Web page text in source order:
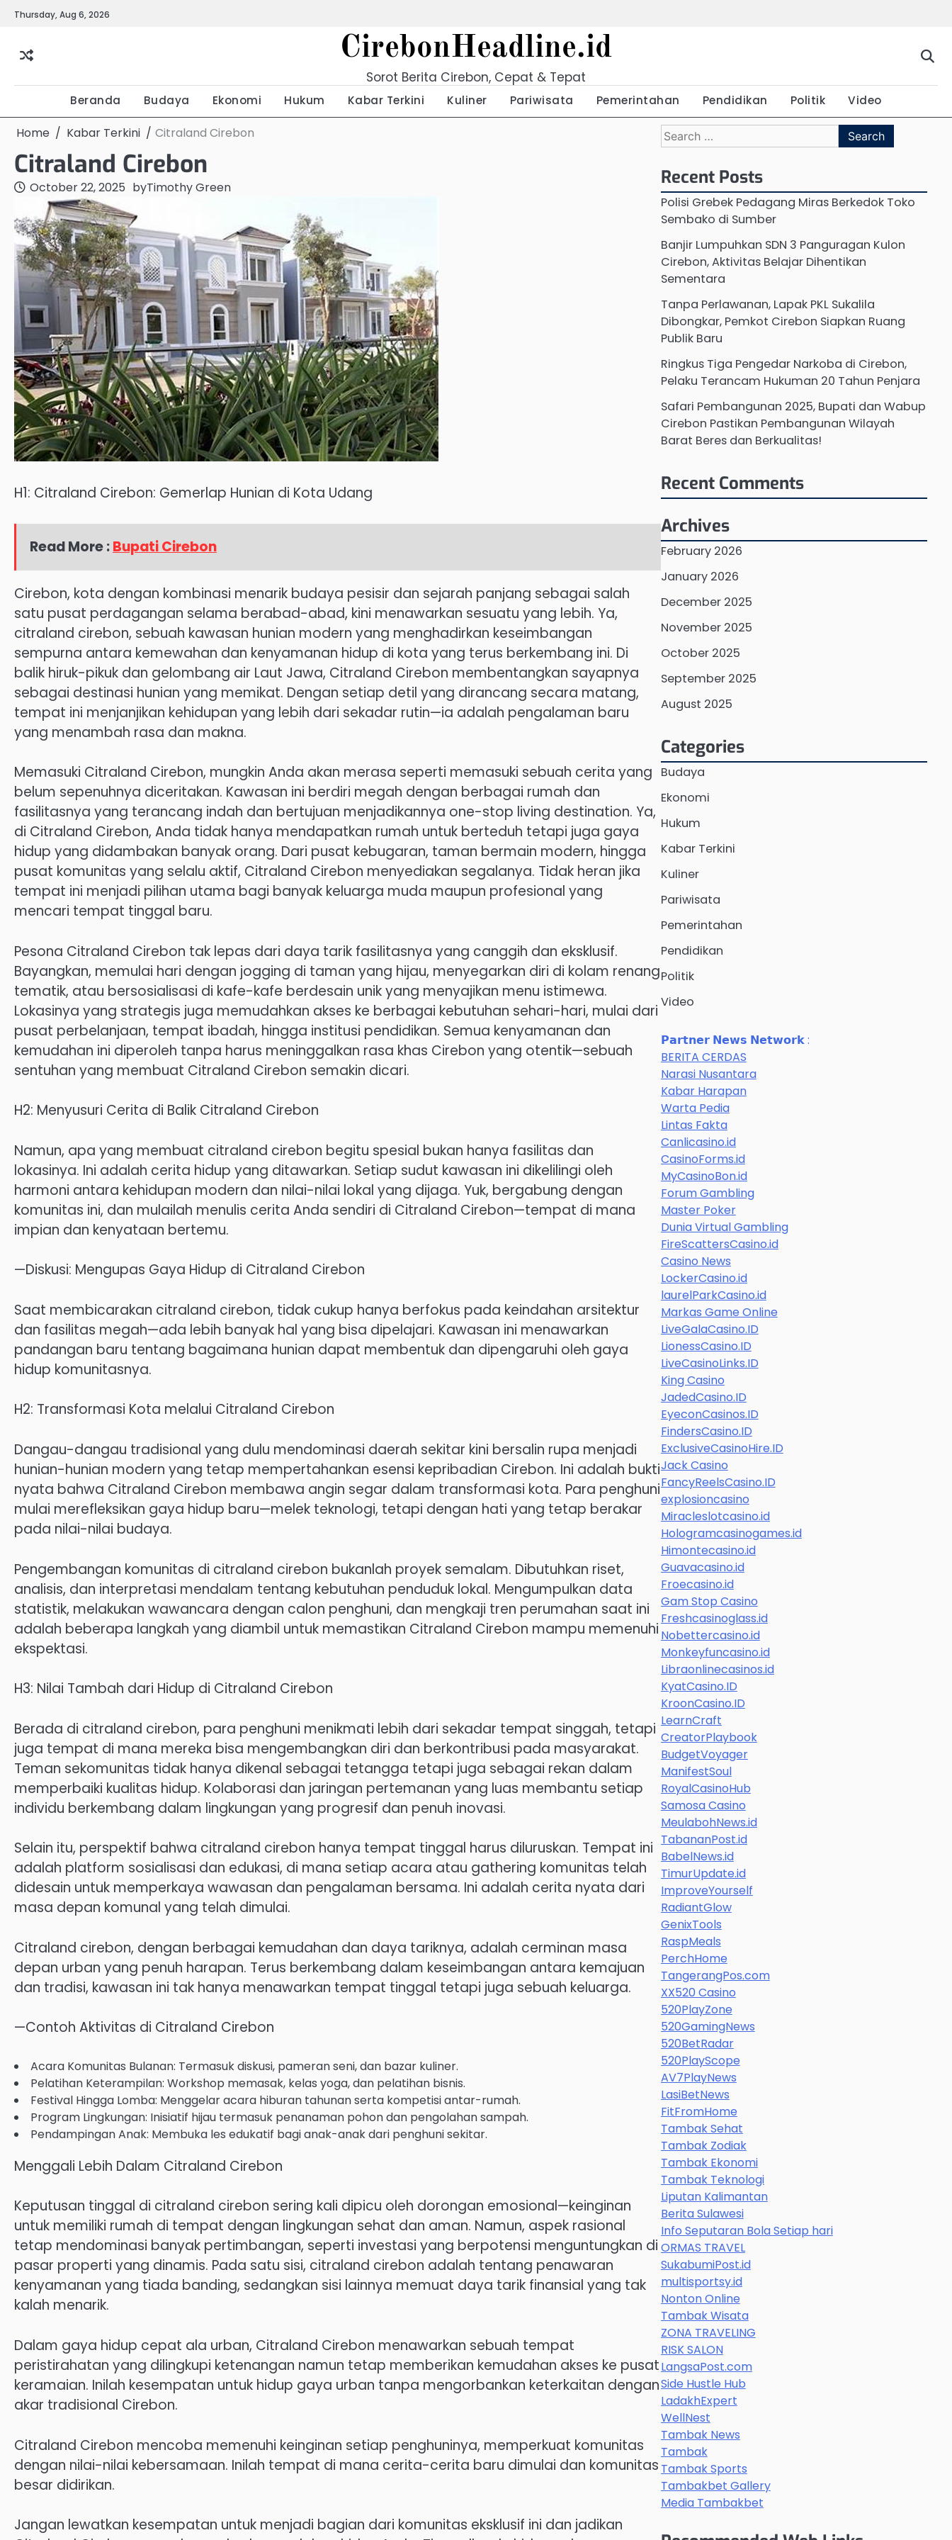
SkipThursday, Aug 6, 2026
CirebonHeadline.id
Sorot Berita Cirebon, Cepat & Tepat
Beranda Budaya Ekonomi Hukum Kabar Terkini Kuliner Pariwisata Pemerintahan Pendidikan Politik Video
Home Kabar Terkini Citraland Cirebon
Citraland Cirebon
October 22, 2025 byTimothy Green
H1: Citraland Cirebon: Gemerlap Hunian di Kota Udang
Read More :Bupati Cirebon
Cirebon, kota dengan kombinasi menarik budaya pesisir dan sejarah panjang sebagai salah
satu pusat perdagangan selama berabad-abad, kini menawarkan sesuatu yang lebih. Ya,
citraland cirebon, sebuah kawasan hunian modern yang menghadirkan keseimbangan
sempurna antara kemewahan dan kenyamanan hidup di kota yang terus berkembang ini. Di
balik hiruk-pikuk dan gelombang air Laut Jawa, Citraland Cirebon membentangkan sayapnya
sebagai destinasi hunian yang memikat. Dengan setiap detil yang dirancang secara matang,
tempat ini menjanjikan kehidupan yang lebih dari sekadar rutin—ia adalah pengalaman baru
yang menambah rasa dan makna.
Memasuki Citraland Cirebon, mungkin Anda akan merasa seperti memasuki sebuah cerita yang
belum sepenuhnya diceritakan. Kawasan ini berdiri megah dengan berbagai rumah dan
fasilitasnya yang terancang indah dan bertujuan menjadikannya one-stop living destination. Ya,
di Citraland Cirebon, Anda tidak hanya mendapatkan rumah untuk berteduh tetapi juga gaya
hidup yang didambakan banyak orang. Dari pusat kebugaran, taman bermain modern, hingga
pusat komunitas yang selalu aktif, Citraland Cirebon menyediakan segalanya. Tidak heran jika
tempat ini menjadi pilihan utama bagi banyak keluarga muda maupun profesional yang
mencari tempat tinggal baru.
Pesona Citraland Cirebon tak lepas dari daya tarik fasilitasnya yang canggih dan eksklusif.
Bayangkan, memulai hari dengan jogging di taman yang hijau, menyegarkan diri di kolam renang
tematik, atau bersosialisasi di kafe-kafe berdesain unik yang menyajikan menu istimewa.
Lokasinya yang strategis juga memudahkan akses ke berbagai kebutuhan sehari-hari, mulai dari
pusat perbelanjaan, tempat ibadah, hingga institusi pendidikan. Semua kenyamanan dan
kemudahan ini diperoleh tanpa harus meninggalkan rasa khas Cirebon yang otentik—sebuah
sentuhan yang membuat Citraland Cirebon semakin dicari.
H2: Menyusuri Cerita di Balik Citraland Cirebon
Namun, apa yang membuat citraland cirebon begitu spesial bukan hanya fasilitas dan
lokasinya. Ini adalah cerita hidup yang ditawarkan. Setiap sudut kawasan ini dikelilingi oleh
harmoni antara kehidupan modern dan nilai-nilai lokal yang dijaga. Yuk, bergabung dengan
komunitas ini, dan mulailah menulis cerita Anda sendiri di Citraland Cirebon—tempat di mana
impian dan kenyataan bertemu.
—Diskusi: Mengupas Gaya Hidup di Citraland Cirebon
Saat membicarakan citraland cirebon, tidak cukup hanya berfokus pada keindahan arsitektur
dan fasilitas megah—ada lebih banyak hal yang bisa dipelajari. Kawasan ini menawarkan
pandangan baru tentang bagaimana hunian dapat membentuk dan dipengaruhi oleh gaya
hidup komunitasnya.
H2: Transformasi Kota melalui Citraland Cirebon
Dangau-dangau tradisional yang dulu mendominasi daerah sekitar kini bersalin rupa menjadi
hunian-hunian modern yang tetap mempertahankan esensi kepribadian Cirebon. Ini adalah bukti
nyata bahwa Citraland Cirebon membawa angin segar dalam transformasi kota. Para penghuni
mulai merefleksikan gaya hidup baru—melek teknologi, tetapi dengan hati yang tetap berakar
pada nilai-nilai budaya.
Pengembangan komunitas di citraland cirebon bukanlah proyek semalam. Dibutuhkan riset,
analisis, dan interpretasi mendalam tentang kebutuhan penduduk lokal. Mengumpulkan data
statistik, melakukan wawancara dengan calon penghuni, dan mengkaji tren perumahan saat ini
adalah beberapa langkah yang diambil untuk memastikan Citraland Cirebon mampu memenuhi
ekspektasi.
H3: Nilai Tambah dari Hidup di Citraland Cirebon
Berada di citraland cirebon, para penghuni menikmati lebih dari sekadar tempat singgah, tetapi
juga tempat di mana mereka bisa mengembangkan diri dan berkontribusi pada masyarakat.
Teman sekomunitas tidak hanya dikenal sebagai tetangga tetapi juga sebagai rekan dalam
memperbaiki kualitas hidup. Kolaborasi dan jaringan pertemanan yang luas membantu setiap
individu berkembang dalam lingkungan yang progresif dan penuh inovasi.
Selain itu, perspektif bahwa citraland cirebon hanya tempat tinggal harus diluruskan. Tempat ini
adalah platform sosialisasi dan edukasi, di mana setiap acara atau gathering komunitas telah
didesain untuk memperkaya wawasan dan pengalaman bersama. Ini adalah cerita nyata dari
masa depan komunal yang telah dimulai.
Citraland cirebon, dengan berbagai kemudahan dan daya tariknya, adalah cerminan masa
depan urban yang penuh harapan. Terus berkembang dalam keseimbangan antara kemajuan
dan tradisi, kawasan ini tak hanya menawarkan tempat tinggal tetapi juga sebuah keluarga.
—Contoh Aktivitas di Citraland Cirebon
Acara Komunitas Bulanan: Termasuk diskusi, pameran seni, dan bazar kuliner.
Pelatihan Keterampilan: Workshop memasak, kelas yoga, dan pelatihan bisnis.
Festival Hingga Lomba: Menggelar acara hiburan tahunan serta kompetisi antar-rumah.
Program Lingkungan: Inisiatif hijau termasuk penanaman pohon dan pengolahan sampah.
Pendampingan Anak: Membuka les edukatif bagi anak-anak dari penghuni sekitar.
Menggali Lebih Dalam Citraland Cirebon
Keputusan tinggal di citraland cirebon sering kali dipicu oleh dorongan emosional—keinginan
untuk memiliki rumah di tempat dengan lingkungan sehat dan aman. Namun, aspek rasional
tetap mendominasi banyak pertimbangan, seperti investasi yang berpotensi menguntungkan di
pasar properti yang dinamis. Pada satu sisi, citraland cirebon adalah tentang penawaran
kenyamanan yang tiada banding, sedangkan sisi lainnya memuat daya tarik finansial yang tak
kalah menarik.
Dalam gaya hidup cepat ala urban, Citraland Cirebon menawarkan sebuah tempat
peristirahatan yang dilingkupi ketenangan namun tetap memberikan kemudahan akses ke pusat
keramaian. Inilah kesempatan untuk hidup gaya urban tanpa mengorbankan keterkaitan dengan
akar tradisional Cirebon.
Citraland Cirebon mencoba memenuhi keinginan setiap penghuninya, memperkuat komunitas
dengan nilai-nilai kebersamaan. Inilah tempat di mana cerita-cerita baru dimulai dan komunitas
besar didirikan.
Jangan lewatkan kesempatan untuk menjadi bagian dari komunitas eksklusif ini dan jadikan
Search
for:
Recent Posts
Polisi Grebek Pedagang Miras Berkedok Toko
Sembako di Sumber
Banjir Lumpuhkan SDN 3 Panguragan Kulon
Cirebon, Aktivitas Belajar Dihentikan
Sementara
Tanpa Perlawanan, Lapak PKL Sukalila
Dibongkar, Pemkot Cirebon Siapkan Ruang
Publik Baru
Ringkus Tiga Pengedar Narkoba di Cirebon,
Pelaku Terancam Hukuman 20 Tahun Penjara
Safari Pembangunan 2025, Bupati dan Wabup
Cirebon Pastikan Pembangunan Wilayah
Barat Beres dan Berkualitas!
Recent Comments
Archives
February 2026
January 2026
December 2025
November 2025
October 2025
September 2025
August 2025
Categories
Budaya
Ekonomi
Hukum
Kabar Terkini
Kuliner
Pariwisata
Pemerintahan
Pendidikan
Politik
Video
𝗣𝗮𝗿𝘁𝗻𝗲𝗿 𝗡𝗲𝘄𝘀 𝗡𝗲𝘁𝘄𝗼𝗿𝗸 :
BERITA CERDAS
Narasi Nusantara
Kabar Harapan
Warta Pedia
Lintas Fakta
Canlicasino.id
CasinoForms.id
MyCasinoBon.id
Forum Gambling
Master Poker
Dunia Virtual Gambling
FireScattersCasino.id
Casino News
LockerCasino.id
laurelParkCasino.id
Markas Game Online
LiveGalaCasino.ID
LionessCasino.ID
LiveCasinoLinks.ID
King Casino
JadedCasino.ID
EyeconCasinos.ID
FindersCasino.ID
ExclusiveCasinoHire.ID
Jack Casino
FancyReelsCasino.ID
explosioncasino
Miracleslotcasino.id
Hologramcasinogames.id
Himontecasino.id
Guavacasino.id
Froecasino.id
Gam Stop Casino
Freshcasinoglass.id
Nobettercasino.id
Monkeyfuncasino.id
Libraonlinecasinos.id
KyatCasino.ID
KroonCasino.ID
LearnCraft
CreatorPlaybook
BudgetVoyager
ManifestSoul
RoyalCasinoHub
Samosa Casino
MeulabohNews.id
TabananPost.id
BabelNews.id
TimurUpdate.id
ImproveYourself
RadiantGlow
GenixTools
RaspMeals
PerchHome
TangerangPos.com
XX520 Casino
520PlayZone
520GamingNews
520BetRadar
520PlayScope
AV7PlayNews
LasiBetNews
FitFromHome
Tambak Sehat
Tambak Zodiak
Tambak Ekonomi
Tambak Teknologi
Liputan Kalimantan
Berita Sulawesi
Info Seputaran Bola Setiap hari
ORMAS TRAVEL
SukabumiPost.id
multisportsy.id
Nonton Online
Tambak Wisata
ZONA TRAVELING
RISK SALON
LangsaPost.com
Side Hustle Hub
LadakhExpert
WellNest
Tambak News
Tambak
Tambak Sports
Tambakbet Gallery
Media Tambakbet